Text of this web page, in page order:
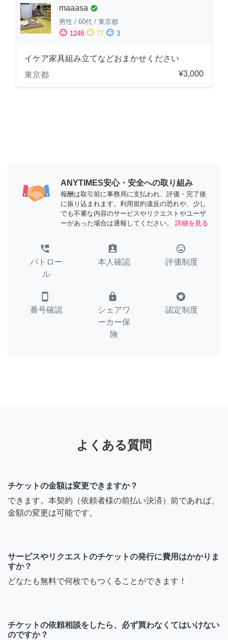
maaasa check_circle
男性 / 60代 / 東京都
sentiment_satisfied 1248 sentiment_neutral 77 sentiment_dissatisfied 3
イケア家具組み立てなどおまかせください
東京都
¥3,000
ANYTIMES安心・安全への取り組み
報酬は取引前に事務局に支払われ、評価・完了後
に振り込まれます。利用規約違反の恐れや、少し
でも不審な内容のサービスやリクエストやユーザ
ーがあった場合は通報してください。
詳細を見る
perm_phone_msg
パトロー
ル
assignment_ind
本人確認
tag_faces
評価制度
smartphone
番号確認
lock
シェアワ
ーカー保
険
stars
認定制度
よくある質問
チケットの金額は変更できますか？
できます。本契約（依頼者様の前払い決済）前であれば、
金額の変更は可能です。
サービスやリクエストのチケットの発行に費用はかかりま
すか？
どなたも無料で何枚でもつくることができます！
チケットの依頼相談をしたら、必ず買わなくてはいけない
のですか？